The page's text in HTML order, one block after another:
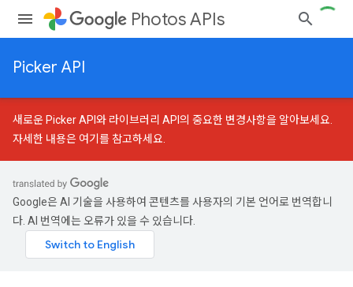
Photos APIs
Picker API
새로운 Picker API와 라이브러리 API의 중요한 변경사항을 알아보세요.
자세한 내용은 여기를 참고하세요
Google은 AI 기술을 사용하여 콘텐츠를 사용자의 기본 언어로 번역합니
다. AI 번역에는 오류가 있을 수 있습니다.